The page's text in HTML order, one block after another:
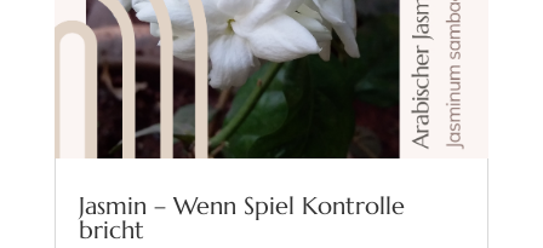
Jasmin – Wenn Spiel Kontrolle
bricht